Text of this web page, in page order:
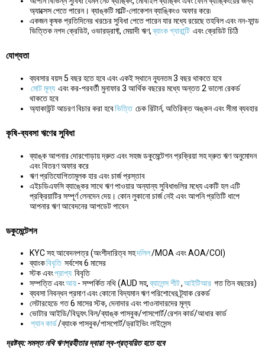
অ্যাক্সেস পেতে পারেন। ব্যাঙ্কটি মাল্টি-লোকেশন ব্যাঙ্কিংও অফার করে৷
একজন কৃষক প্রতিদিনের খরচের সুবিধা পেতে পারেন যার মধ্যে রয়েছে তহবিল এবং নন-ফান্ড
ভিত্তিক নগদ ক্রেডিট, ওভারড্রাফ্ট, মেয়াদী ঋণ,ব্যাংক গ্যারান্টি এবং ক্রেডিট চিঠি
যোগ্যতা
ব্যবসার বয়স 5 বছর হতে হবে এবং একই স্থানে ন্যূনতম 3 বছর থাকতে হবে
মোট মূল্য এবং কর-পরবর্তী মুনাফার 3 আর্থিক বছরের মধ্যে অন্তত 2 ভালো রেকর্ড
থাকতে হবে
অ্যাকাউন্ট আচরণ বিচার করা হবেভিত্তি চেক রিটার্ন, অতিরিক্ত অঙ্কন এবং সীমা ব্যবহার
কৃষি-ব্যবসা ঋণের সুবিধা
ব্যাঙ্ক আপনার দোরগোড়ায় দ্রুত এবং সহজ ডকুমেন্টেশন প্রক্রিয়া সহ দ্রুত ঋণ অনুমোদন
এবং বিতরণ অফার করে
ঋণ প্রতিযোগিতামূলক হার এবং চার্জ প্রস্তাব
এইচডিএফসি ব্যাঙ্কের সাথে ঋণ পাওয়ার অন্যান্য সুবিধাগুলির মধ্যে একটি হল এটি
প্রক্রিয়াটির সম্পূর্ণ লেনদেন দেয়। কোন লুকানো চার্জ নেই এবং আপনি প্রতিটি ধাপে
আপনার ঋণ আবেদনের আপডেট পাবেন
ডকুমেন্টেশন
KYC সহ আবেদনপত্র (অংশীদারিত্ব সহদলিল/MOA এবং AOA/COI)
ব্যাংকবিবৃতি সর্বশেষ 6 মাসের
স্টক এবংপ্রাপ্য বিবৃতি
সম্পত্তি এবংআয়- সম্পর্কিত নথি (AUD সহ,ব্যালেন্স শীট,আইটিআর গত তিন বছরের)
ব্যবসা নিবন্ধন প্রমাণ এবং কোনো বিদ্যমান ঋণ পরিশোধের ট্র্যাক রেকর্ড
লেটারহেডে গত 6 মাসের স্টক, দেনাদার এবং পাওনাদারদের মূল্য
ভোটার আইডি/বিদ্যুৎ বিল/ব্যাঙ্ক পাসবুক/পাসপোর্ট/রেশন কার্ড/আধার কার্ড
প্যান কার্ড/ব্যাংক পাসবুক/পাসপোর্ট/ড্রাইভিং লাইসেন্স
দ্রষ্টব্য: সমস্ত নথি ঋণগ্রহীতার দ্বারা স্ব-প্রত্যয়িত হতে হবে